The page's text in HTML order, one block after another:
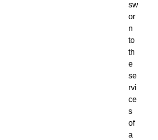
sw
or
n
to
th
e
se
rvi
ce
s
of
a